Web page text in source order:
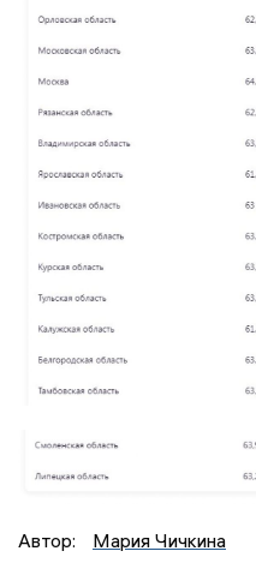
Автор: Мария Чичкина